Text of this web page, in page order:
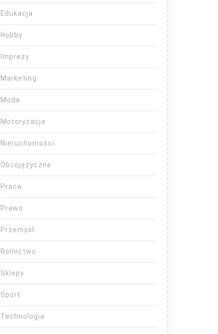
Edukacja
Hobby
Imprezy
Marketing
Moda
Motoryzacja
Nieruchomości
Obcojęzyczne
Praca
Prawo
Przemysł
Rolnictwo
Sklepy
Sport
Technologia